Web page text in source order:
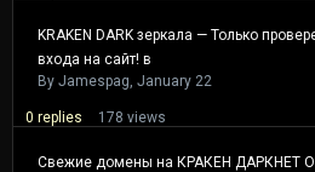
KRAKEN DARK зеркала — Только
входа на сайт! в
By Jamespag January 22
0 replies 178 views
Свежие домены на КРАКЕН ДАРКНЕТ